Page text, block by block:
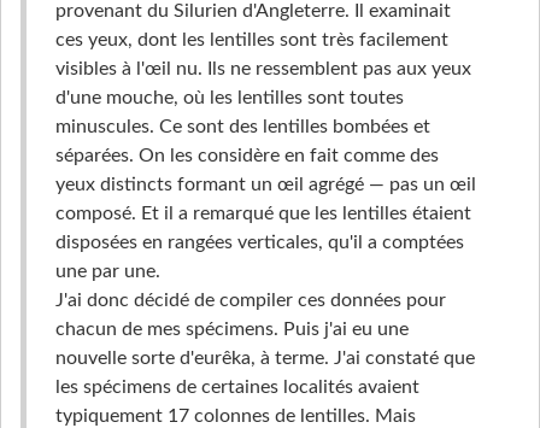
provenant du Silurien d'Angleterre. Il examinait
ces yeux, dont les lentilles sont très facilement
visibles à l'œil nu. Ils ne ressemblent pas aux yeux
d'une mouche, où les lentilles sont toutes
minuscules. Ce sont des lentilles bombées et
séparées. On les considère en fait comme des
yeux distincts formant un œil agrégé — pas un œil
composé. Et il a remarqué que les lentilles étaient
disposées en rangées verticales, qu'il a comptées
une par une.
J'ai donc décidé de compiler ces données pour
chacun de mes spécimens. Puis j'ai eu une
nouvelle sorte d'eurêka, à terme. J'ai constaté que
les spécimens de certaines localités avaient
typiquement 17 colonnes de lentilles. Mais